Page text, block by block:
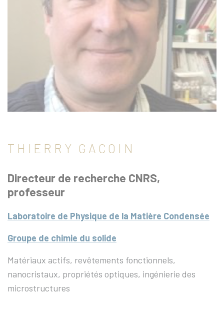
THIERRY GACOIN
Directeur de recherche CNRS,
professeur
Laboratoire de Physique de la Matière Condensée
Groupe de chimie du solide
Matériaux actifs, revêtements fonctionnels,
nanocristaux, propriétés optiques, ingénierie des
microstructures